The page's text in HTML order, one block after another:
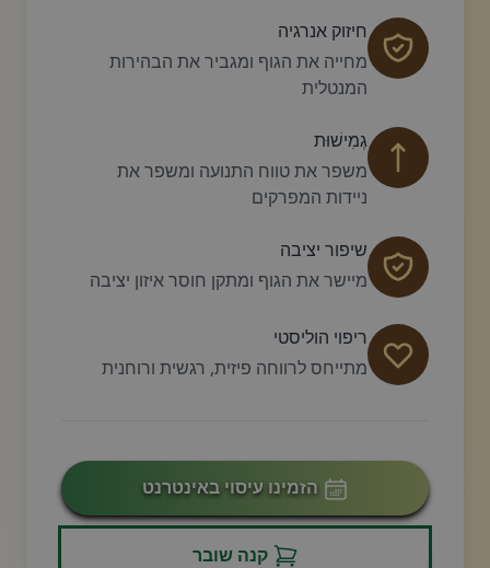
חיזוק אנרגיה
מחייה את הגוף ומגביר את הבהירות
המנטלית
גְמִישׁוּת
משפר את טווח התנועה ומשפר את
ניידות המפרקים
שיפור יציבה
מיישר את הגוף ומתקן חוסר איזון יציבה
ריפוי הוליסטי
מתייחס לרווחה פיזית, רגשית ורוחנית
הזמינו עיסוי באינטרנט
קנה שובר